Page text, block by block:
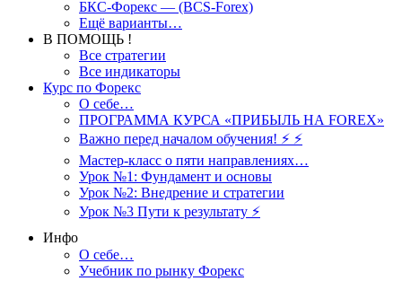
БКС-Форекс — (BCS-Forex)
Ещё варианты…
В ПОМОЩЬ !
Все стратегии
Все индикаторы
Курс по Форекс
О себе…
ПРОГРАММА КУРСА «ПРИБЫЛЬ НА FOREX»
Важно перед началом обучения! ⚡ ⚡
Мастер-класс о пяти направлениях…
Урок №1: Фундамент и основы
Урок №2: Внедрение и стратегии
Урок №3 Пути к результату ⚡️
Инфо
О себе…
Учебник по рынку Форекс